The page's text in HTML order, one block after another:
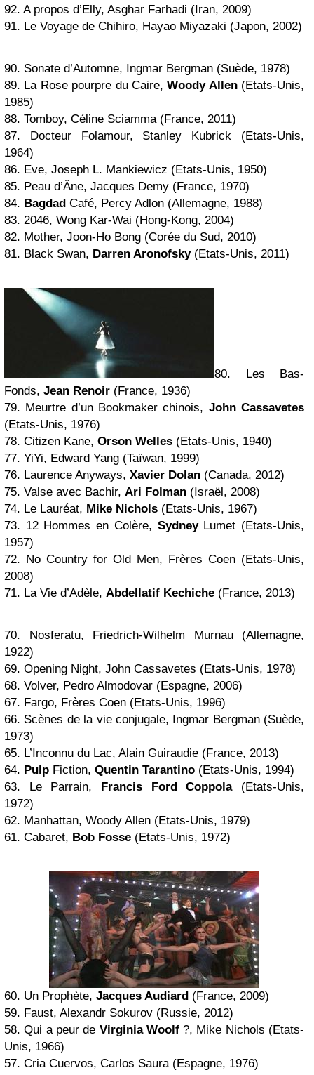
92. A propos d’Elly, Asghar Farhadi (Iran, 2009)
91. Le Voyage de Chihiro, Hayao Miyazaki (Japon, 2002)
90. Sonate d’Automne, Ingmar Bergman (Suède, 1978)
89. La Rose pourpre du Caire,Woody Allen(Etats-Unis,
1985)
88. Tomboy, Céline Sciamma (France, 2011)
87. Docteur Folamour, Stanley Kubrick (Etats-Unis,
1964)
86. Eve, Joseph L. Mankiewicz (Etats-Unis, 1950)
85. Peau d’Âne, Jacques Demy (France, 1970)
84. Bagdad Café, Percy Adlon (Allemagne, 1988)
83. 2046, Wong Kar-Wai (Hong-Kong, 2004)
82. Mother, Joon-Ho Bong (Corée du Sud, 2010)
81. Black Swan, Darren Aronofsky(Etats-Unis, 2011)
80. Les Bas-
Fonds, Jean Renoir (France, 1936)
79. Meurtre d’un Bookmaker chinois, John Cassavetes
(Etats-Unis, 1976)
78. Citizen Kane, Orson Welles (Etats-Unis, 1940)
77. YiYi, Edward Yang (Taïwan, 1999)
76. Laurence Anyways, Xavier Dolan (Canada, 2012)
75. Valse avec Bachir, Ari Folman (Israël, 2008)
74. Le Lauréat, Mike Nichols (Etats-Unis, 1967)
73. 12 Hommes en Colère, SydneyLumet (Etats-Unis,
1957)
72. No Country for Old Men, Frères Coen (Etats-Unis,
2008)
71. La Vie d’Adèle, Abdellatif Kechiche (France, 2013)
70. Nosferatu, Friedrich-Wilhelm Murnau (Allemagne,
1922)
69. Opening Night, John Cassavetes (Etats-Unis, 1978)
68. Volver, Pedro Almodovar (Espagne, 2006)
67. Fargo, Frères Coen (Etats-Unis, 1996)
66. Scènes de la vie conjugale, Ingmar Bergman (Suède,
1973)
65. L’Inconnu du Lac, Alain Guiraudie (France, 2013)
64. Pulp Fiction, Quentin Tarantino (Etats-Unis, 1994)
63. Le Parrain, Francis Ford Coppola(Etats-Unis,
1972)
62. Manhattan, Woody Allen (Etats-Unis, 1979)
61. Cabaret, Bob Fosse (Etats-Unis, 1972)
60. Un Prophète, Jacques Audiard (France, 2009)
59. Faust, Alexandr Sokurov (Russie, 2012)
58. Qui a peur de Virginia Woolf?, Mike Nichols (Etats-
Unis, 1966)
57. Cria Cuervos, Carlos Saura (Espagne, 1976)